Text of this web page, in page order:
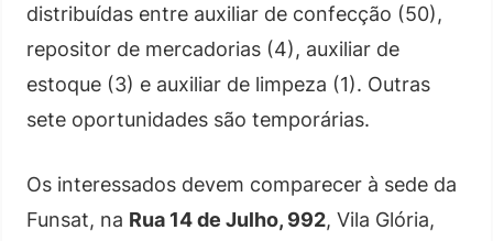
distribuídas entre auxiliar de confecção (50),
repositor de mercadorias (4), auxiliar de
estoque (3) e auxiliar de limpeza (1). Outras
sete oportunidades são temporárias.
Os interessados devem comparecer à sede da
Funsat, na Rua 14 de Julho, 992, Vila Glória,